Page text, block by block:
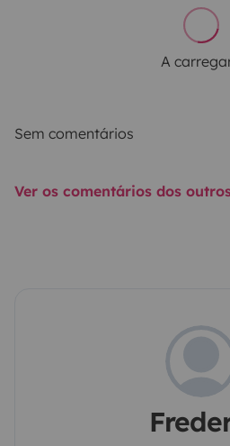
A
Sem comentários
Ver os comentários dos